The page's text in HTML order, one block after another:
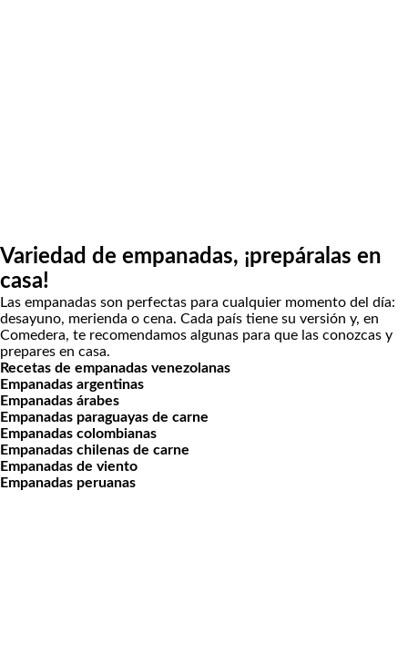
Variedad de empanadas, ¡prepáralas en
casa!
Las empanadas son perfectas para cualquier momento del día:
desayuno, merienda o cena. Cada país tiene su versión y, en
Comedera, te recomendamos algunas para que las conozcas y
prepares en casa.
Recetas de empanadas venezolanas
Empanadas argentinas
Empanadas árabes
Empanadas paraguayas de carne
Empanadas colombianas
Empanadas chilenas de carne
Empanadas de viento
Empanadas peruanas